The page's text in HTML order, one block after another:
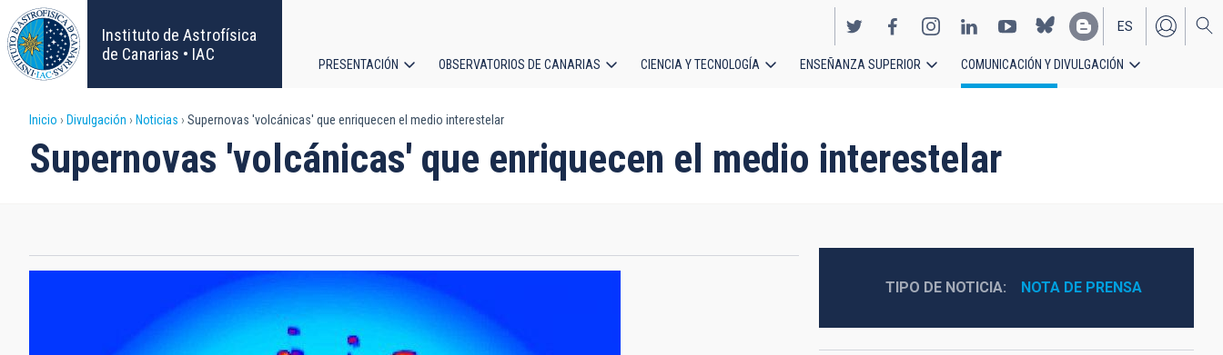
Pasar
al
contenido
principal
Instituto de Astrofísica
de Canarias • IAC
EN
ES
principal
PRESENTACIÓN OBSERVATORIOS DE CANARIAS CIENCIA Y TECNOLOGÍA ENSEÑANZA SUPERIOR COMUNICACIÓN Y DIVULGACIÓN
Sobrescribir
enlaces
ayuda
Inicio Divulgación Noticias Supernovas 'volcánicas' que enriquecen el medio interestelar
Supernovas 'volcánicas' que enriquecen el medio interestelar
TIPO DE NOTICIA NOTA DE PRENSA